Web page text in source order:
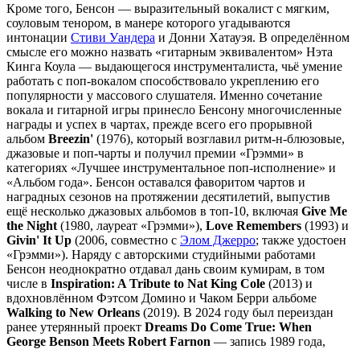
Кроме того, Бенсон — выразительный вокалист с мягким,
соуловым тенором, в манере которого угадываются
интонации Стиви Уандера и Донни Хатауэя. В определённом
смысле его можно назвать «гитарным эквивалентом» Нэта
Кинга Коула — выдающегося инструменталиста, чьё умение
работать с поп-вокалом способствовало укреплению его
популярности у массового слушателя. Именно сочетание
вокала и гитарной игры принесло Бенсону многочисленные
награды и успех в чартах, прежде всего его прорывной
альбом Breezin' (1976), который возглавил ритм-н-блюзовые,
джазовые и поп-чарты и получил премии «Грэмми» в
категориях «Лучшее инструментальное поп-исполнение» и
«Альбом года». Бенсон оставался фаворитом чартов и
наградных сезонов на протяжении десятилетий, выпустив
ещё несколько джазовых альбомов в топ-10, включая Give Me
the Night (1980, лауреат «Грэмми»), Love Remembers (1993) и
Givin' It Up (2006, совместно с Элом Джерро; также удостоен
«Грэмми»). Наряду с авторскими студийными работами
Бенсон неоднократно отдавал дань своим кумирам, в том
числе в Inspiration: A Tribute to Nat King Cole (2013) и
вдохновлённом Фэтсом Домино и Чаком Берри альбоме
Walking to New Orleans (2019). В 2024 году был переиздан
ранее утерянный проект Dreams Do Come True: When
George Benson Meets Robert Farnon — запись 1989 года,